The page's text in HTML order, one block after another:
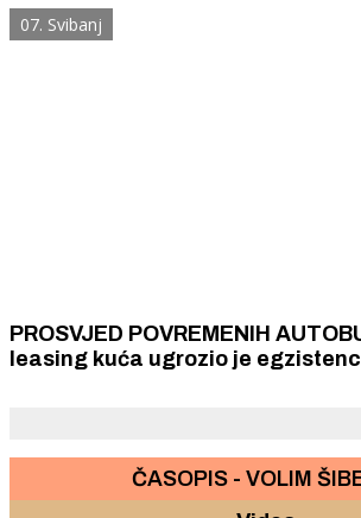
prijevoznici.
07. Svibanj
PROSVJED POVREMENIH AUTOBUSERA / Potez
leasing kuća ugrozio je
ČASOPIS - VOLIM